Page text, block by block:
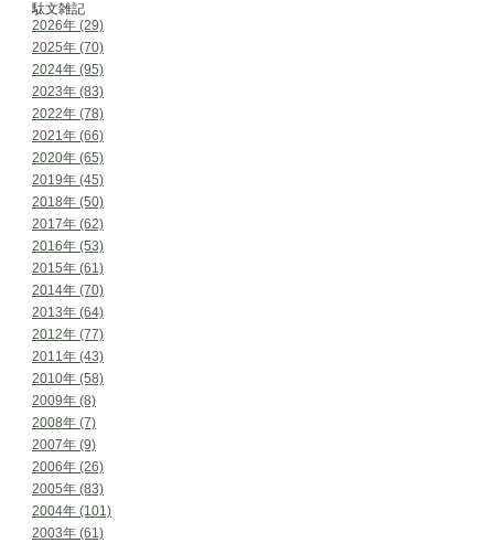
駄文雑記
2026年 (29)
2025年 (70)
2024年 (95)
2023年 (83)
2022年 (78)
2021年 (66)
2020年 (65)
2019年 (45)
2018年 (50)
2017年 (62)
2016年 (53)
2015年 (61)
2014年 (70)
2013年 (64)
2012年 (77)
2011年 (43)
2010年 (58)
2009年 (8)
2008年 (7)
2007年 (9)
2006年 (26)
2005年 (83)
2004年 (101)
2003年 (61)